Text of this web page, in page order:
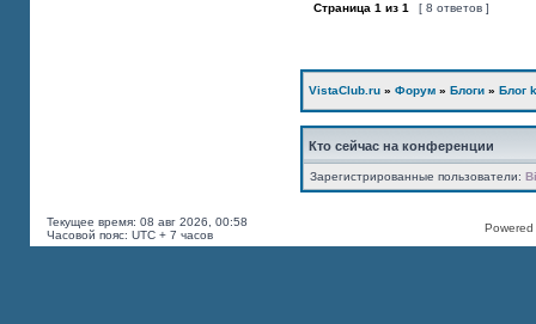
Страница 1 из 1 [ 8 ответов ]
VistaClub.ru » Форум » Блоги » Блог
Кто сейчас на конференции
Зарегистрированные пользователи:
Текущее время: 08 авг 2026, 00:58
Часовой пояс: UTC + 7 часов